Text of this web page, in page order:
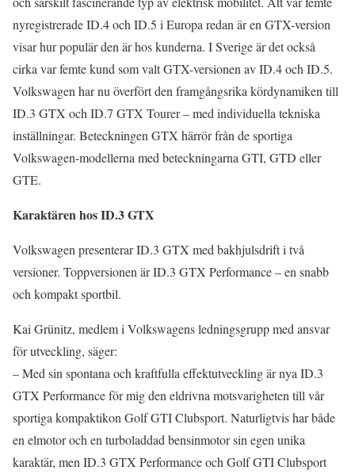
nyregistrerade ID.4 och ID.5 i Europa redan är en GTX-version
visar hur populär den är hos kunderna. I Sverige är det också
cirka var femte kund som valt GTX-versionen av ID.4 och ID.5.
Volkswagen har nu överfört den framgångsrika kördynamiken till
ID.3 GTX och ID.7 GTX Tourer – med individuella tekniska
inställningar. Beteckningen GTX härrör från de sportiga
Volkswagen-modellerna med beteckningarna GTI, GTD eller
GTE.
Karaktären hos ID.3 GTX
Volkswagen presenterar ID.3 GTX med bakhjulsdrift i två
versioner. Toppversionen är ID.3 GTX Performance – en snabb
och kompakt sportbil.
Kai Grünitz, medlem i Volkswagens ledningsgrupp med ansvar
för utveckling, säger:
– Med sin spontana och kraftfulla effektutveckling är nya ID.3
GTX Performance för mig den eldrivna motsvarigheten till vår
sportiga kompaktikon Golf GTI Clubsport. Naturligtvis har både
en elmotor och en turboladdad bensinmotor sin egen unika
karaktär, men ID.3 GTX Performance och Golf GTI Clubsport